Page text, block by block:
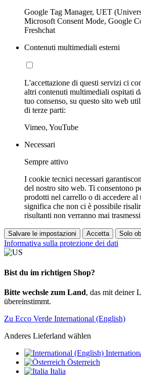
Google Tag Manager, UET
Microsoft Consent Mode, Google
Freshchat
Contenuti multimediali esterni
L'accettazione di questi servizi ci
altri contenuti multimediali ospitati
tuo consenso, su questo sito web
di terze parti:
Vimeo, YouTube
Necessari
Sempre attivo
I cookie tecnici necessari
del nostro sito web. Ti consentono
prodotti nel carrello o di accedere
significa che non ci è possibile
risultanti non verranno mai
Salvare le impostazioni Accetta Solo
Informativa sulla protezione dei dati
Bist du im richtigen Shop?
Bitte wechsle zum Land, das mit deiner
übereinstimmt.
Zu Ecco Verde International (English)
Anderes Lieferland wählen
Österreich
Italia